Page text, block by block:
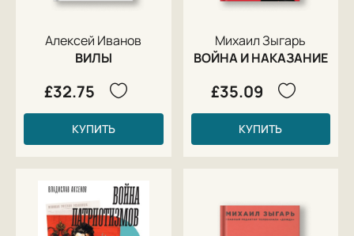
Алексей Иванов
ВИЛЫ
£32.75
КУПИТЬ
Михаил Зыгарь
ВОЙНА И НАКАЗАНИЕ
£35.09
КУПИТЬ